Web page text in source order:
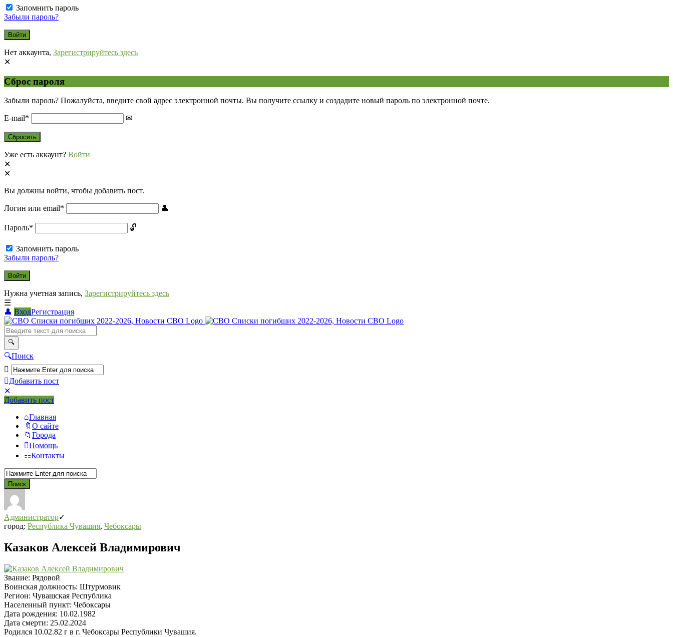
Запомнить пароль
Забыли пароль?
Нет аккаунта, Зарегистрируйтесь здесь
Сброс пароля
Забыли пароль? Пожалуйста, введите свой адрес электронной почты. Вы получите ссылку и создадите новый пароль по электронной почте.
E-mail*
Уже есть аккаунт? Войти
Вы должны войти, чтобы добавить пост.
Логин или email*
Пароль*
Запомнить пароль
Забыли пароль?
Нужна учетная запись, Зарегистрируйтесь здесь
ВходРегистрация
СВО
Списки
погибших
2022-
2026,
Новости
СВО
Поиск
Добавить пост
Мобильное
меню
Добавить пост
Главная
О сайте
Города
Помощь
Контакты
Администратор
город: Республика Чувашия, Чебоксары
Казаков Алексей Владимирович
Звание: Рядовой
Воинская должность: Штурмовик
Регион: Чувашская Республика
Населенный пункт: Чебоксары
Дата рождения: 10.02.1982
Дата смерти: 25.02.2024
Родился 10.02.82 г в г. Чебоксары Республики Чувашия.